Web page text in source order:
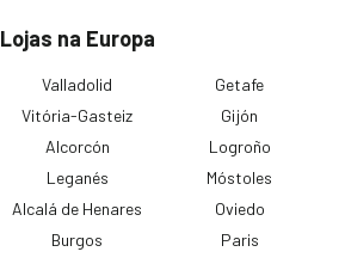
Lojas na Europa
Valladolid
Vitória-Gasteiz
Alcorcón
Leganés
Alcalá de Henares
Burgos
Getafe
Gijón
Logroño
Móstoles
Oviedo
Paris